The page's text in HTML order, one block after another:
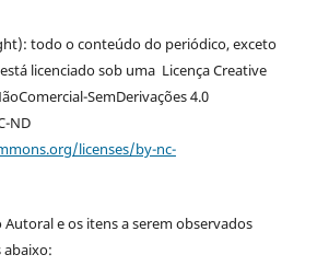
todo o conteúdo do periódico, exceto
licenciado sob uma Licença Creative
SemDerivações 4.0
ND
licenses/by-nc-
Autoral e os itens a serem observados
abaixo: